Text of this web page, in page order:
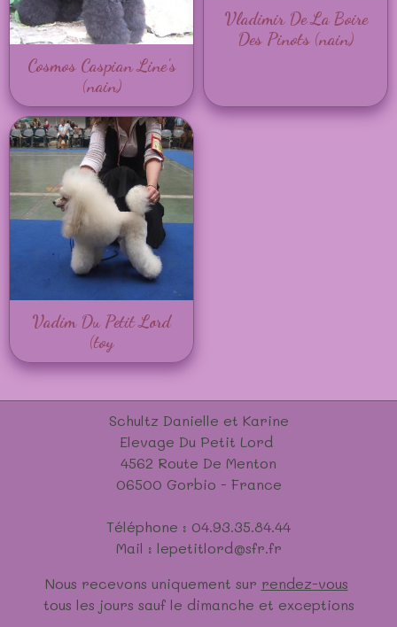
Cosmos Caspian Line's
(nain)
Vladimir De La Boire
Des Pinots (nain)
Vadim Du Petit Lord
(toy
Schultz Danielle et Karine
Elevage Du Petit Lord
4562 Route De Menton
06500 Gorbio - France
Téléphone : 04.93.35.84.44
Mail : lepetitlord@sfr.fr
Nous recevons uniquement sur rendez-vous
tous les jours sauf le dimanche et exceptions